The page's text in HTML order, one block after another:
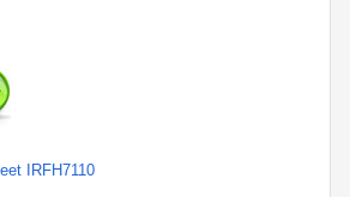
IRFH7110